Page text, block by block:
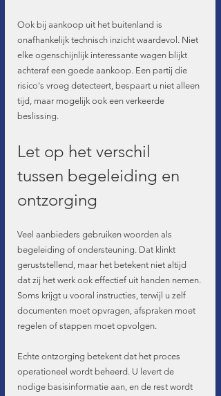
Ook bij aankoop uit het buitenland is
onafhankelijk technisch inzicht waardevol. Niet
elke ogenschijnlijk interessante wagen blijkt
achteraf een goede aankoop. Een partij die
risico's vroeg detecteert, bespaart u niet alleen
tijd, maar mogelijk ook een verkeerde
beslissing.
Let op het verschil
tussen begeleiding en
ontzorging
Veel aanbieders gebruiken woorden als
begeleiding of ondersteuning. Dat klinkt
geruststellend, maar het betekent niet altijd
dat zij het werk ook effectief uit handen nemen.
Soms krijgt u vooral instructies, terwijl u zelf
documenten moet opvragen, afspraken moet
regelen of stappen moet opvolgen.
Echte ontzorging betekent dat het proces
operationeel wordt beheerd. U levert de
nodige basisinformatie aan, en de rest wordt